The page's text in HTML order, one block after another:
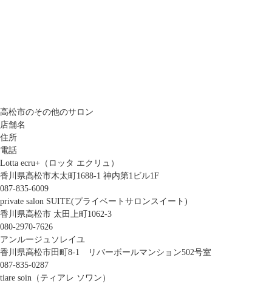
高松市のその他のサロン
店舗名
住所
電話
Lotta ecru+（ロッタ エクリュ）
香川県高松市木太町1688-1 神内第1ビル1F
087-835-6009
private salon SUITE(プライベートサロンスイート)
香川県高松市 太田上町1062-3
080-2970-7626
アンルージュソレイユ
香川県高松市田町8-1 リバーボールマンション502号室
087-835-0287
tiare soin（ティアレ ソワン）